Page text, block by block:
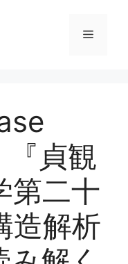
メ
貞観
第二十
造解析